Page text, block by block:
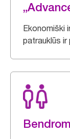
Ekonomiški
patrauklūs ir